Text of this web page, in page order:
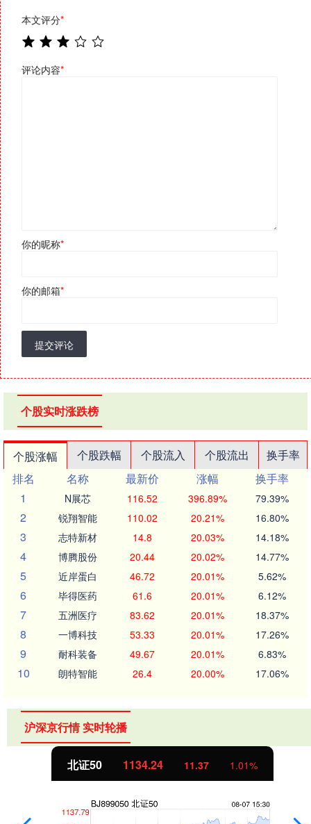
本文评分*
评论内容*
你的昵称*
你的邮箱*
提交评论
个股实时涨跌榜
个股涨幅 个股跌幅 个股流入 个股流出
换手率
排名
名称 最新价 涨幅
换手率
1
N展芯 116.52 396.89% 79.39%
2 锐翔智能 110.02 20.21% 16.80%
3 志特新材 14.8 20.03% 14.18%
4 博腾股份 20.44 20.02% 14.77%
5 近岸蛋白 46.72 20.01% 5.62%
6 毕得医药 61.6 20.01% 6.12%
7 五洲医疗 83.62 20.01% 18.37%
8 一博科技 53.33 20.01% 17.26%
9 耐科装备 49.67 20.01% 6.83%
10 朗特智能 26.4 20.00% 17.06%
沪深京行情 实时轮播
北证50 1134.24 11.37 1.01%